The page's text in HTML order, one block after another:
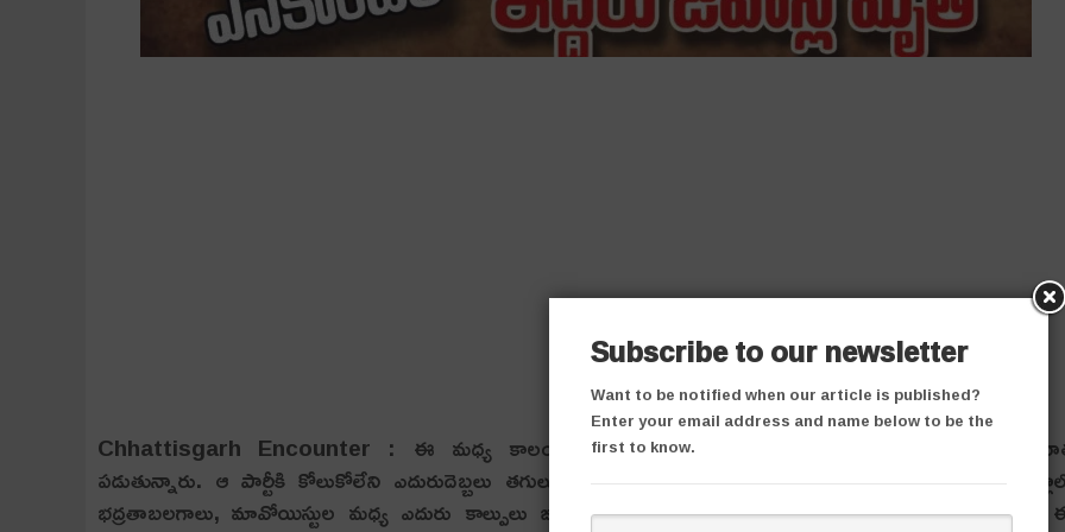
Chhattisgarh Encounter : ఈ మ‌ధ్య కాలంలో వ‌రుస ఎన్‌కౌంట‌ర్ల‌లో మావోయిస్టులు వ‌రుస‌గా
ప‌డుతున్నారు. ఆ పార్టీకి కోలుకోలేని ఎదురుదెబ్బ‌లు త‌గులుతున్నాయి. ఆదివారం ఉదయం చ‌త్తీస్‌ఘ‌డ్‌లోని బీజాపూర్
భద్రతాబలగాలు, మావోయిస్టుల మధ్య ఎదురు కాల్పులు జరిగాయి. ఈ ఘటనలో 12 మంది మావోలు మృతి చెందారు.
Subscribe to our newsletter
Want to be notified when our article is published?
Enter your email address and name below to be the
first to know.